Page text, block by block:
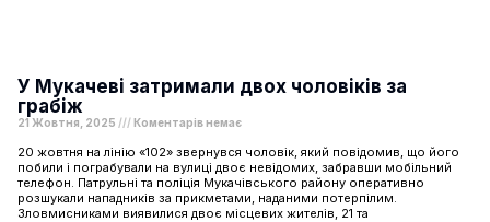
У Мукачеві затримали двох чоловіків за
грабіж
21 Жовтня, 2025 Коментарів немає
20 жовтня на лінію «102» звернувся чоловік, який повідомив, що його
побили і пограбували на вулиці двоє невідомих, забравши мобільний
телефон. Патрульні та поліція Мукачівського району оперативно
розшукали нападників за прикметами, наданими потерпілим.
Зловмисниками виявилися двоє місцевих жителів, 21 та